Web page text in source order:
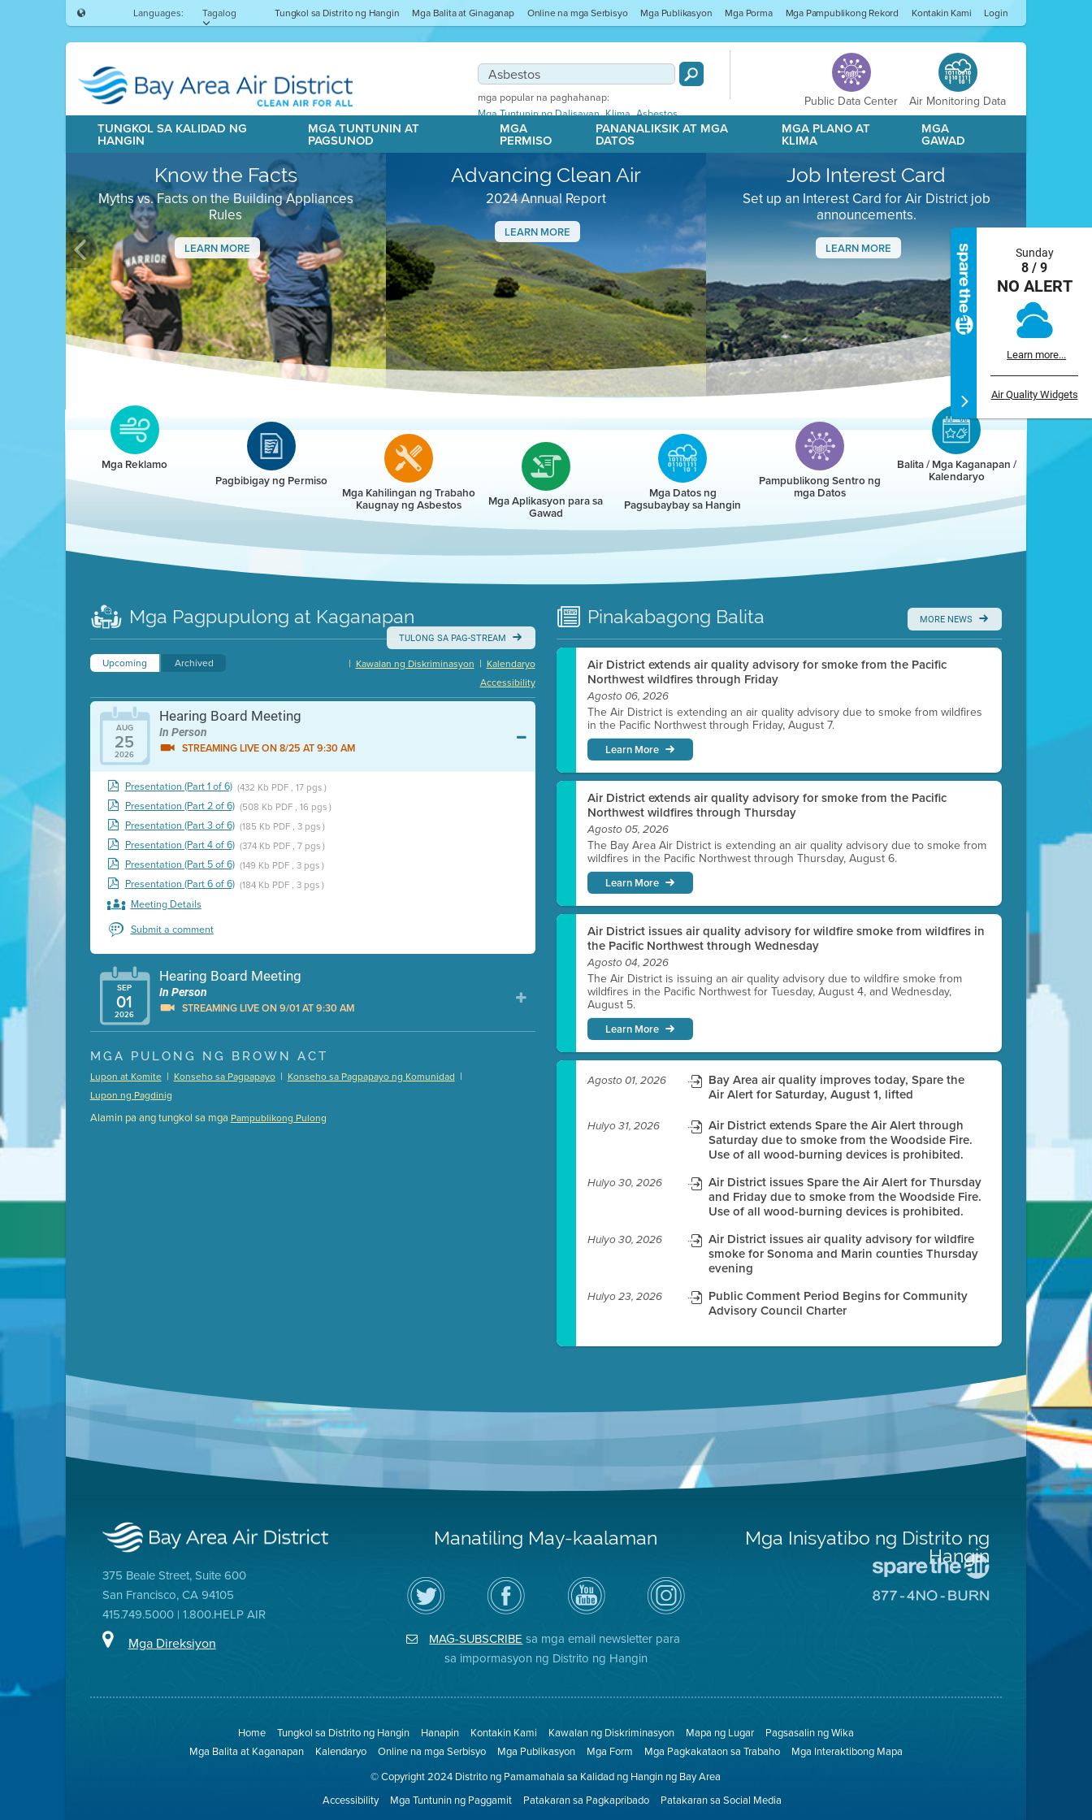
Languages: Tagalog Tungkol sa Distrito ng Hangin Mga Balita at Ginaganap Online na mga Serbisyo Mga Publikasyon Mga Porma Mga Pampublikong Rekord Kontakin Kami Login
mga popular na paghahanap:
Mga Tuntunin ng Dalisayan,Klima,Asbestos
Public Data Center Air Monitoring Data
TUNGKOL SA KALIDAD NG
HANGIN
MGA TUNTUNIN AT
PAGSUNOD
MGA
PERMISO
PANANALIKSIK AT MGA
DATOS
MGA PLANO AT
KLIMA
MGA
GAWAD
Know the Facts
Myths vs. Facts on the Building Appliances
Rules
LEARN MORE
Advancing Clean Air
2024 Annual Report
LEARN MORE
Job Interest Card
Set up an Interest Card for Air District job
announcements.
LEARN MORE
Clean HEET
Clean HEET helps homeowners remove and/or
replace wood-burning devices with electric
heat pumps.
LEARN MORE
Previous Next
Sunday
8 / 9
NO ALERT
Learn more...
Air Quality Widgets
Mga Reklamo
Pagbibigay ng Permiso
Mga Kahilingan ng Trabaho
Kaugnay ng Asbestos Mga Aplikasyon para sa
Gawad
Mga Datos ng
Pagsubaybay sa Hangin
Pampublikong Sentro ng
mga Datos
Balita / Mga Kaganapan /
Kalendaryo
Mga Pagpupulong at Kaganapan
TULONG SA PAG-STREAM
Upcoming Archived Kalendaryo
|
Kawalan ng Diskriminasyon
|
Accessibility
AUG
25
2026
Hearing Board Meeting
In Person
STREAMING LIVE ON 8/25 AT 9:30 AM
Presentation (Part 1 of 6) (432 Kb PDF , 17 pgs )
Presentation (Part 2 of 6) (508 Kb PDF , 16 pgs )
Presentation (Part 3 of 6) (185 Kb PDF , 3 pgs )
Presentation (Part 4 of 6) (374 Kb PDF , 7 pgs )
Presentation (Part 5 of 6) (149 Kb PDF , 3 pgs )
Presentation (Part 6 of 6) (184 Kb PDF , 3 pgs )
Meeting Details
Submit a comment
SEP
01
2026
Hearing Board Meeting
In Person
STREAMING LIVE ON 9/01 AT 9:30 AM
Presentation (Part 1 of 3) (5 Mb PDF , 87 pgs )
Presentation (Part 2 of 3) (121 Kb PDF , 2 pgs )
Presentation (Part 3 of 3)
Meeting Details
MGA PULONG NG BROWN ACT
Lupon at Komite | Konseho sa Pagpapayo | Konseho sa Pagpapayo ng Komunidad |
Lupon ng Pagdinig
Alamin pa ang tungkol sa mga Pampublikong Pulong
Pinakabagong Balita MORE NEWS
Air District extends air quality advisory for smoke from the Pacific
Northwest wildfires through Friday
Agosto 06, 2026
The Air District is extending an air quality advisory due to smoke from wildfires
in the Pacific Northwest through Friday, August 7.
Learn More
Air District extends air quality advisory for smoke from the Pacific
Northwest wildfires through Thursday
Agosto 05, 2026
The Bay Area Air District is extending an air quality advisory due to smoke from
wildfires in the Pacific Northwest through Thursday, August 6.
Learn More
Air District issues air quality advisory for wildfire smoke from wildfires in
the Pacific Northwest through Wednesday
Agosto 04, 2026
The Air District is issuing an air quality advisory due to wildfire smoke from
wildfires in the Pacific Northwest for Tuesday, August 4, and Wednesday,
August 5.
Learn More
Agosto 01, 2026
Bay Area air quality improves today, Spare the
Air Alert for Saturday, August 1, lifted
Hulyo 31, 2026
Air District extends Spare the Air Alert through
Saturday due to smoke from the Woodside Fire.
Use of all wood-burning devices is prohibited.
Hulyo 30, 2026
Air District issues Spare the Air Alert for Thursday
and Friday due to smoke from the Woodside Fire.
Use of all wood-burning devices is prohibited.
Hulyo 30, 2026
Air District issues air quality advisory for wildfire
smoke for Sonoma and Marin counties Thursday
evening
Hulyo 23, 2026
Public Comment Period Begins for Community
Advisory Council Charter
375 Beale Street, Suite 600
San Francisco, CA 94105
415.749.5000 | 1.800.HELP AIR
Mga Direksiyon
Manatiling May-kaalaman
I-
follow
ang
Air
sa
Bisitahin
ang
Page
sa
ng
Channel
sa
YouTube
ng
District
Air
District
on
Instagram
MAG-SUBSCRIBEsa mga email newsletter para
sa impormasyon ng Distrito ng Hangin
Mga Inisyatibo ng Distrito ng
Hangin
sa
Pagsunog
Home Tungkol sa Distrito ng Hangin Hanapin Kontakin Kami Kawalan ng Diskriminasyon Mapa ng Lugar
Pagsasalin ng Wika
Mga Balita at Kaganapan
Kalendaryo Online na mga Serbisyo Mga Publikasyon Mga Form Mga Pagkakataon sa Trabaho
Mga Interaktibong Mapa
© Copyright 2024 Distrito ng Pamamahala sa Kalidad ng Hangin ng Bay Area
Accessibility
Mga Tuntunin ng Paggamit Patakaran sa Pagkapribado Patakaran sa Social Media